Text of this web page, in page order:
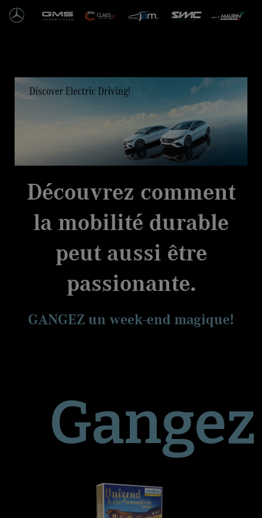
naar
Découvrez comment
la mobilité durable
peut aussi être
passionante.
GANGEZ un week-end magique!
Gangez